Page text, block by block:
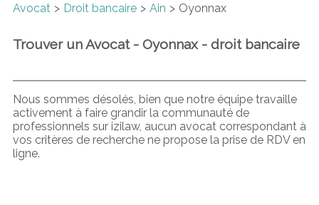
Avocat Droit bancaire Ain Oyonnax
Trouver un Avocat - Oyonnax - droit bancaire
Nous sommes désolés, bien que notre équipe travaille
activement à faire grandir la communauté de
professionnels sur izilaw, aucun avocat correspondant à
vos critères de recherche ne propose la prise de RDV en
ligne.